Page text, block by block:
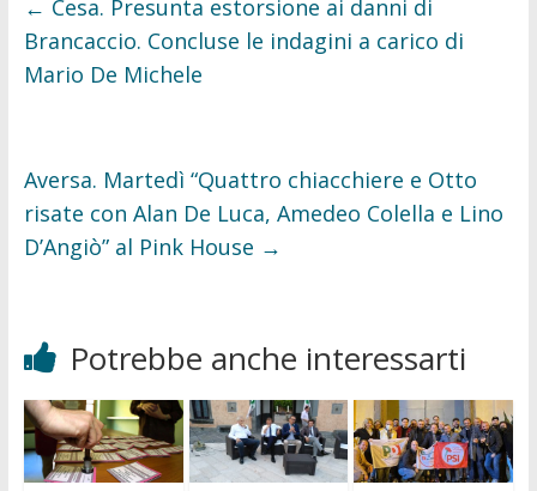
o
k
r
← Cesa. Presunta estorsione ai danni di
Brancaccio. Concluse le indagini a carico di
Mario De Michele
Aversa. Martedì “Quattro chiacchiere e Otto
risate con Alan De Luca, Amedeo Colella e Lino
D’Angiò” al Pink House →
Potrebbe anche interessarti